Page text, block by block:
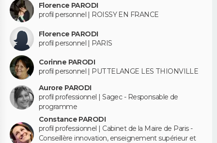
Florence PARODI
profil personnel | ROISSY EN FRANCE
Florence PARODI
profil personnel | PARIS
Corinne PARODI
profil personnel | PUTTELANGE LES THIONVILLE
Aurore PARODI
profil professionnel | Sagec - Responsable de
programme
Constance PARODI
profil professionnel | Cabinet de la Maire de Paris -
Conseillère innovation, enseignement supérieur et